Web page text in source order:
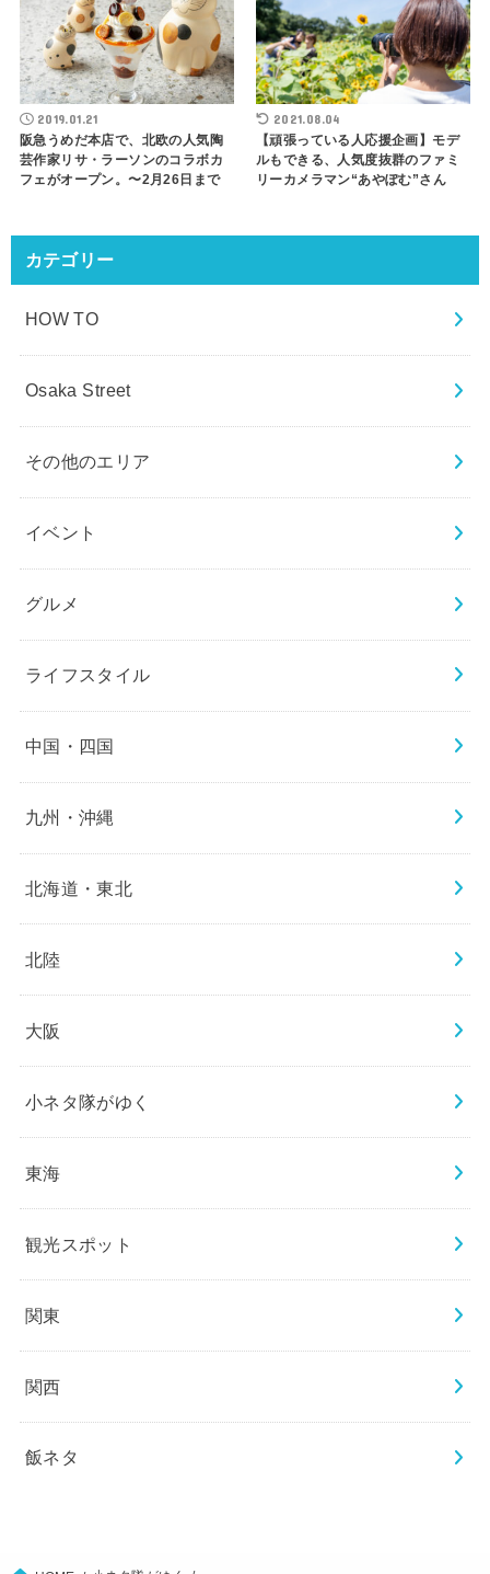
2019.01.21
阪急うめだ本店で、北欧の人気陶
芸作家リサ・ラーソンのコラボカ
フェがオープン。〜2月26日まで
2021.08.04
【頑張っている人応援企画】モデ
ルもできる、人気度抜群のファミ
リーカメラマン“あやぽむ”さん
カテゴリー
HOW TO
Osaka Street
その他のエリア
イベント
グルメ
ライフスタイル
中国・四国
九州・沖縄
北海道・東北
北陸
大阪
小ネタ隊がゆく
東海
観光スポット
関東
関西
飯ネタ